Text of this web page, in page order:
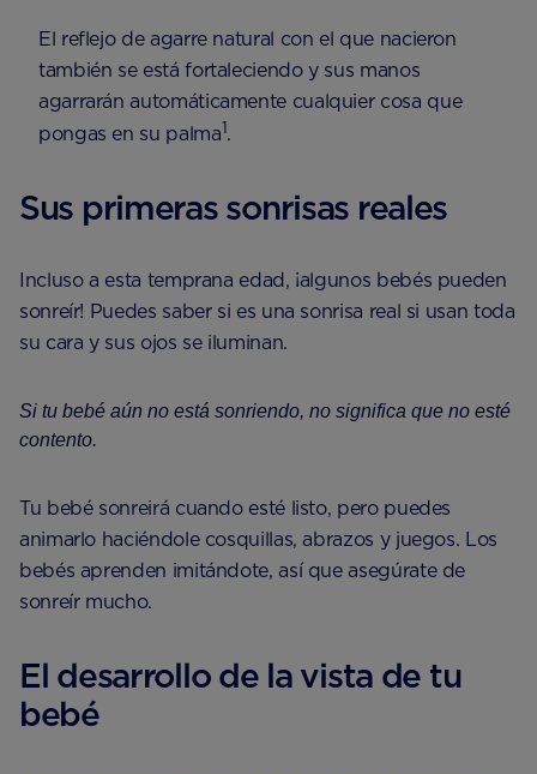
El reflejo de agarre natural con el que nacieron
también se está fortaleciendo y sus manos
agarrarán automáticamente cualquier cosa que
pongas en su palma1.
Sus primeras sonrisas reales
Incluso a esta temprana edad, ¡algunos bebés pueden
sonreír! Puedes saber si es una sonrisa real si usan toda
su cara y sus ojos se iluminan.
Si tu bebé aún no está sonriendo, no significa que no esté
contento.
Tu bebé sonreirá cuando esté listo, pero puedes
animarlo haciéndole cosquillas, abrazos y juegos. Los
bebés aprenden imitándote, así que asegúrate de
sonreír mucho.
El desarrollo de la vista de tu
bebé